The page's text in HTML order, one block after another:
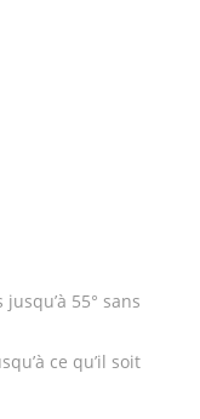
55° sans
ce qu’il soit